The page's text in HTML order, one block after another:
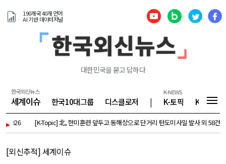
190개국 40개 언어
AI 기반 데이터저널
대한민국을 묻고 답하다
한국외신뉴스
세계이슈 한국10대그룹 디스클로저 |
K-NEWS
K-토픽 K-기업
▸ [K-Topic] 北, 한미훈련 앞두고 동해상으로 단거리 탄도미사일 발사 외 58건 -
[외신추적] 세계이슈